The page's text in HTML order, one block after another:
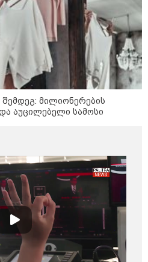
Hills-ის პროექტის
ეკონომიკის
უპირობო გარანტია იქნება
Global Ratings
საქართველოში“ -
თაფლი ჩინეთის
პროდუქტის
წინაშე დგას
მილიონერების
აუცილებელი სამოსი